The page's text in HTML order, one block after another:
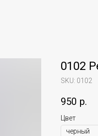
0102
SKU: 0102
950 р.
Цвет